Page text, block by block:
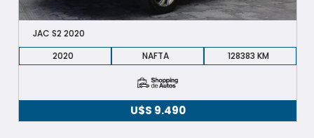
JAC S2 2020
2020
NAFTA 128383
U$S 9.490